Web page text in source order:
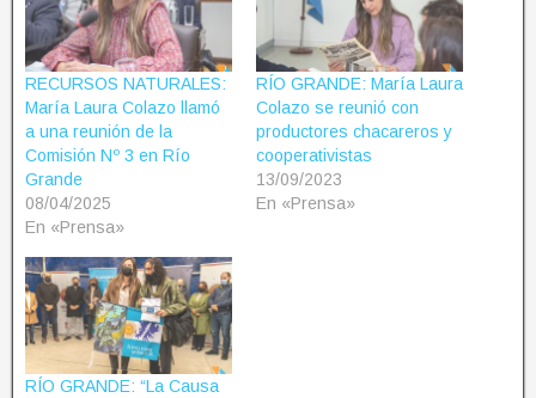
RECURSOS NATURALES:
María Laura Colazo llamó
a una reunión de la
Comisión Nº 3 en Río
Grande
08/04/2025
En «Prensa»
RÍO GRANDE: María Laura
Colazo se reunió con
productores chacareros y
cooperativistas
13/09/2023
En «Prensa»
RÍO GRANDE: “La Causa